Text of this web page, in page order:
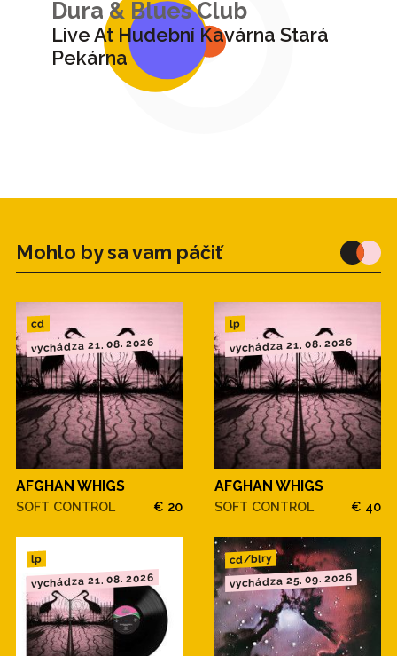
Dura & Blues Club
Live At Hudební Kavárna Stará
Pekárna
Mohlo by sa vam páčiť
cd
vychádza 21. 08. 2026
AFGHAN WHIGS
SOFT CONTROL € 20
lp
vychádza 21. 08. 2026
AFGHAN WHIGS
SOFT CONTROL € 40
lp
vychádza 21. 08. 2026
cd/blry
vychádza 25. 09. 2026